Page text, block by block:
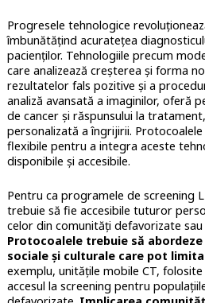
Progresele tehnologice
îmbunătățind acuratețea
pacienților. Tehnologiile precum
care analizează creșterea și forma
rezultatelor fals pozitive și a
analiză avansată a imaginilor, oferă
de cancer și răspunsului la
personalizată a îngrijirii.
flexibile pentru a integra aceste
disponibile și accesibile.
Pentru ca programele de screening
trebuie să fie accesibile tuturor
celor din comunități defavorizate sau
Protocoalele trebuie să
sociale și culturale care pot
exemplu, unitățile mobile CT, folosite
accesul la screening pentru